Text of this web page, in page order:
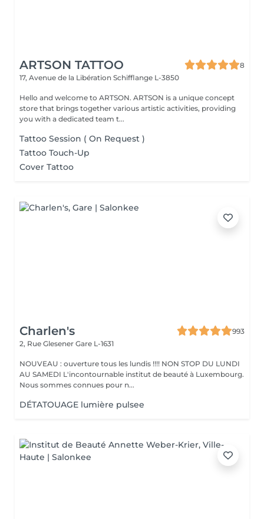
ARTSON TATTOO
8
17, Avenue de la Libération Schifflange L-3850
Hello and welcome to ARTSON. ARTSON is a unique concept
store that brings together various artistic activities, providing
you with a dedicated team t...
Tattoo Session ( On Request )
Tattoo Touch-Up
Cover Tattoo
Charlen's
993
2, Rue Glesener Gare L-1631
NOUVEAU : ouverture tous les lundis !!!! NON STOP DU LUNDI
AU SAMEDI L'incontournable institut de beauté à Luxembourg.
Nous sommes connues pour n...
DÉTATOUAGE lumière pulsee